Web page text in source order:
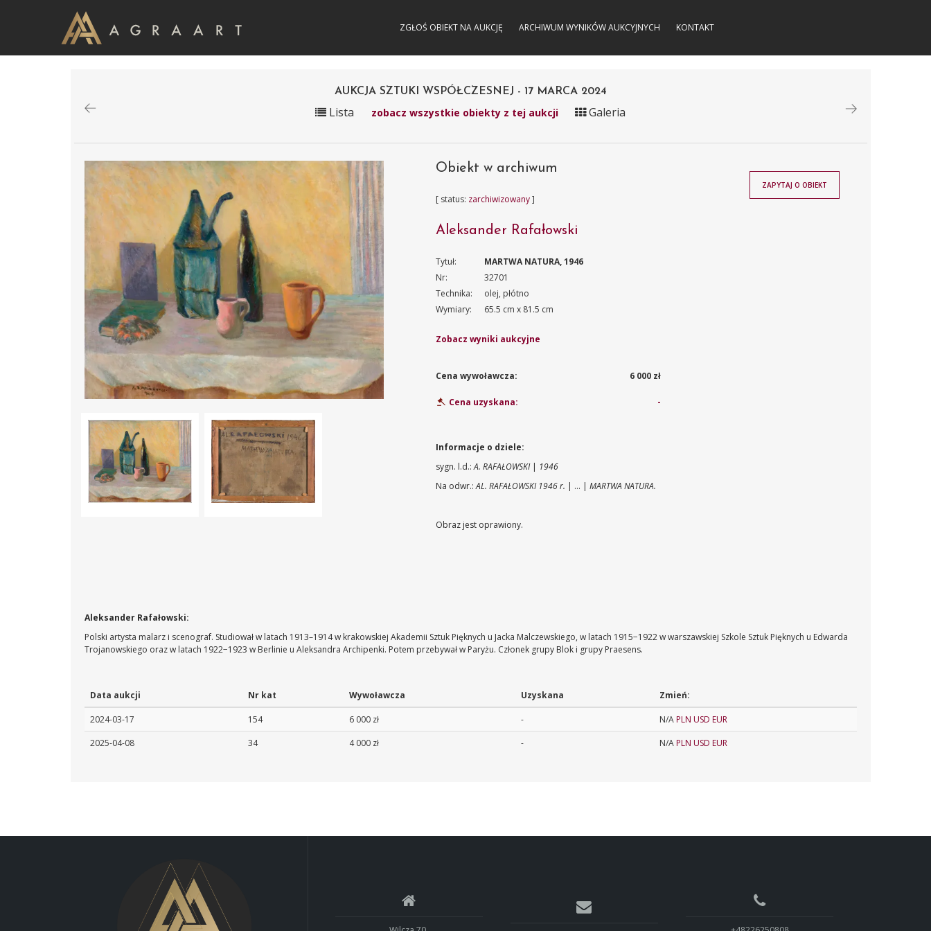
ZGŁOŚ OBIEKT NA AUKCJĘ ARCHIWUM WYNIKÓW AUKCYJNYCH KONTAKT
AUKCJA SZTUKI WSPÓŁCZESNEJ - 17 MARCA 2024
Lista zobacz wszystkie obiekty z tej aukcji Galeria
Obiekt w archiwum
[ status: zarchiwizowany]
Aleksander Rafałowski
Tytuł:
MARTWA NATURA, 1946
Nr:
32701
Technika:
olej, płótno
Wymiary:
65.5 cm x 81.5 cm
Zobacz wyniki aukcyjne
Cena wywoławcza: 6 000 zł
Cena uzyskana: -
ZAPYTAJ O OBIEKT
Informacje o dziele:
sygn. l.d.:A. RAFAŁOWSKI| 1946
Na odwr.:AL. RAFAŁOWSKI 1946 r. | ... |MARTWA NATURA.
Obraz jest oprawiony.
Aleksander Rafałowski:
Polski artysta malarz i scenograf. Studiował w latach 1913–1914 w krakowskiej Akademii Sztuk Pięknych u Jacka Malczewskiego, w latach 1915−1922 w warszawskiej Szkole Sztuk Pięknych u Edwarda
Trojanowskiego oraz w latach 1922−1923 w Berlinie u Aleksandra Archipenki. Potem przebywał w Paryżu. Członek grupy Blok i grupy Praesens.
Data aukcji Nr kat Wywoławcza Uzyskana Zmień:
2024-03-17 154 6 000 zł - N/APLN USD EUR
2025-04-08
34 4 000 zł - N/APLN USD EUR